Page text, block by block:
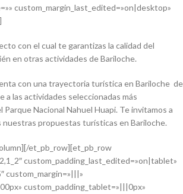
custom_margin_last_edited=»on|desktop»
con el cual te garantizas la calidad del
en otras actividades de Bariloche.
con una trayectoria turística en Bariloche de
a las actividades seleccionadas más
Nacional Nahuel Huapi. Te invitamos a
propuestas turísticas en Bariloche.
et_pb_row][et_pb_row
custom_padding_last_edited=»on|tablet»
custom_margin=»|||»
custom_padding_tablet=»|||0px»